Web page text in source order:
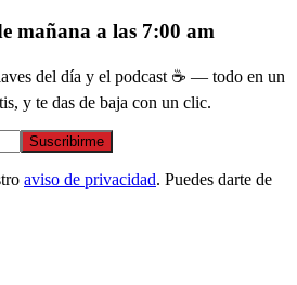
mañana a las 7:00 am
del día y el podcast ☕ — todo en un
y te das de baja con un clic.
Suscribirme
aviso de privacidad. Puedes darte de